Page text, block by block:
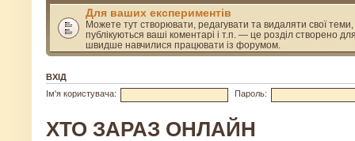
Для ваших експериментів
Можете тут створювати, редагувати та видаляти свої теми,
публікуються ваші коментарі і т.п. — це розділ створено
швидше навчилися працювати із форумом.
ВХІД
Ім'я користувача:
Пароль:
ХТО ЗАРАЗ ОНЛАЙН